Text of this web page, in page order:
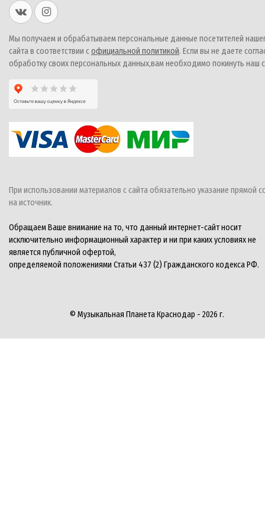
Мы получаем и обрабатываем персональные данные посетителей
сайта в соответствии софициальной политикой. Если вы не даете
обработку своих персональных данных,вам необходимо покинуть наш
При использовании материалов с сайта обязательно указание прямой
на источник.
Обращаем Ваше внимание на то, что данный интернет-сайт носит
исключительно информационный характер и ни при каких условиях не
является публичной офертой,
определяемой положениями Статьи 437 (2) Гражданского кодекса РФ.
© Музыкальная Планета Краснодар - 2026 г.